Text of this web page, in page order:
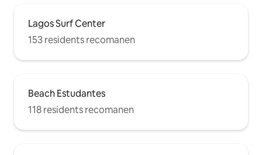
Lagos Surf Center
153 residents recomanen
Beach Estudantes
118 residents recomanen